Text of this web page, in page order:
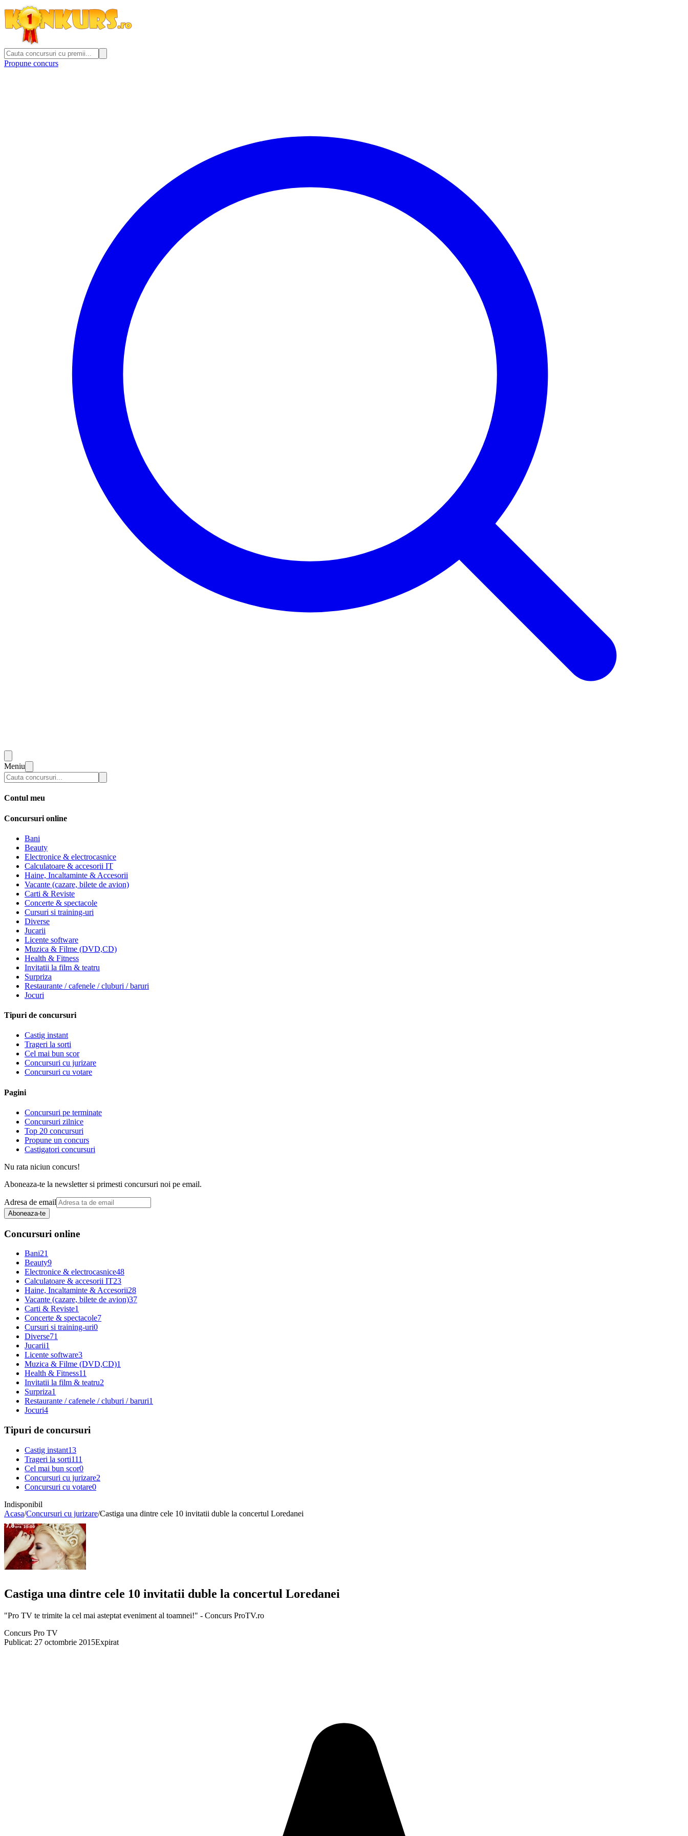
Propune concurs
Meniu
Contul meu
Concursuri online
Bani
Beauty
Electronice & electrocasnice
Calculatoare & accesorii IT
Haine, Incaltaminte & Accesorii
Vacante (cazare, bilete de avion)
Carti & Reviste
Concerte & spectacole
Cursuri si training-uri
Diverse
Jucarii
Licente software
Muzica & Filme (DVD,CD)
Health & Fitness
Invitatii la film & teatru
Surpriza
Restaurante / cafenele / cluburi / baruri
Jocuri
Tipuri de concursuri
Castig instant
Trageri la sorti
Cel mai bun scor
Concursuri cu jurizare
Concursuri cu votare
Pagini
Concursuri pe terminate
Concursuri zilnice
Top 20 concursuri
Propune un concurs
Castigatori concursuri
Nu rata niciun concurs!
Aboneaza-te la newsletter si primesti concursuri noi pe email.
Adresa de email
Aboneaza-te
Concursuri online
Bani21
Beauty9
Electronice & electrocasnice48
Calculatoare & accesorii IT23
Haine, Incaltaminte & Accesorii28
Vacante (cazare, bilete de avion)37
Carti & Reviste1
Concerte & spectacole7
Cursuri si training-uri0
Diverse71
Jucarii1
Licente software3
Muzica & Filme (DVD,CD)1
Health & Fitness11
Invitatii la film & teatru2
Surpriza1
Restaurante / cafenele / cluburi / baruri1
Jocuri4
Tipuri de concursuri
Castig instant13
Trageri la sorti111
Cel mai bun scor0
Concursuri cu jurizare2
Concursuri cu votare0
Indisponibil
Acasa/Concursuri cu jurizare/Castiga una dintre cele 10 invitatii duble la concertul Loredanei
Castiga una dintre cele 10 invitatii duble la concertul Loredanei
"Pro TV te trimite la cel mai asteptat eveniment al toamnei!" - Concurs ProTV.ro
Concurs Pro TV
Publicat: 27 octombrie 2015Expirat